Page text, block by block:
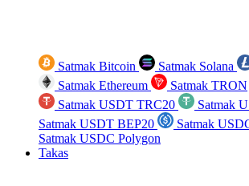
Satmak Bitcoin Satmak Solana
Satmak Ethereum
Satmak TRON
Satmak USDT TRC20
Satmak
Satmak USDT BEP20
Satmak
Satmak USDC Polygon
Takas